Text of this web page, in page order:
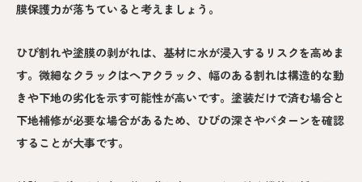
膜保護力が落ちていると考えましょう。
ひび割れや塗膜の剥がれは、基材に水が浸入するリスクを高めま
す。微細なクラックはヘアクラック、幅のある割れは構造的な動
きや下地の劣化を示す可能性が高いです。塗装だけで済む場合と
下地補修が必要な場合があるため、ひびの深さやパターンを確認
することが大事です。